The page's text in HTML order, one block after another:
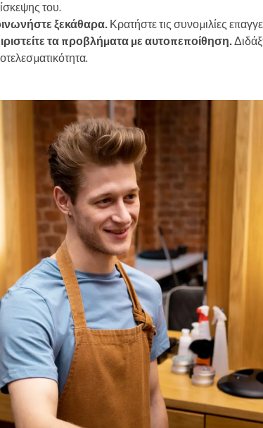
του.
ξεκάθαρα.Κρατήστε τις συνομιλίες
τα προβλήματα με αυτοπεποίθηση.